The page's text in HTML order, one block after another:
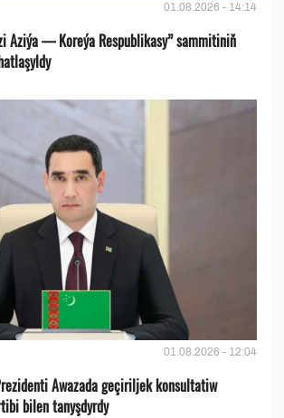
01.08.2026 - 14:14
Aziýa — Koreýa Respublikasy” sammitiniň
01.08.2026 - 12:04
Awazada geçiriljek konsultatiw
bilen tanyşdyrdy